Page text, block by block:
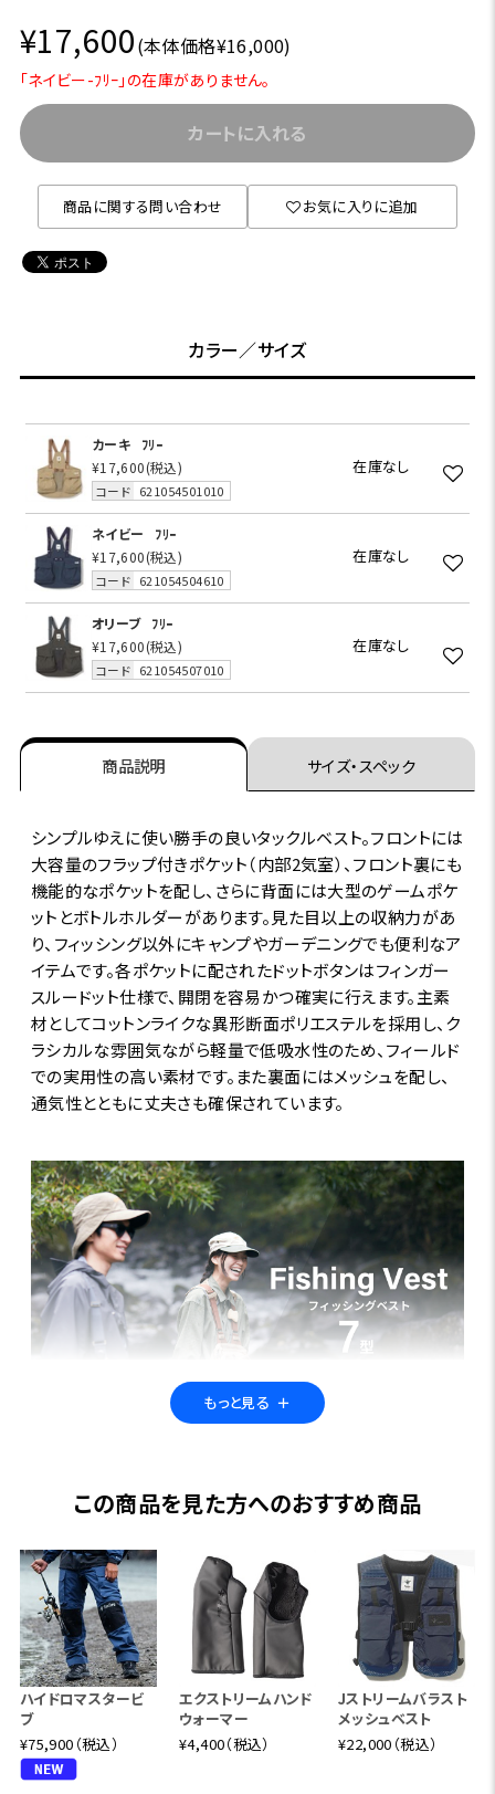
¥17,600(本体価格¥16,000)
「ネイビー-ﾌﾘｰ」の在庫がありません。
カートに入れる
商品に関する問い合わせ お気に入りに追加
カラー／サイズ
カーキ
ﾌﾘｰ
¥17,600(税込)
コード 621054501010
在庫なし
ネイビー
ﾌﾘｰ
¥17,600(税込)
コード 621054504610
在庫なし
オリーブ
ﾌﾘｰ
¥17,600(税込)
コード 621054507010
在庫なし
商品説明 サイズ・スペック
シンプルゆえに使い勝手の良いタックルベスト。フロントには
大容量のフラップ付きポケット（内部2気室）、フロント裏にも
機能的なポケットを配し、さらに背面には大型のゲームポケ
ットとボトルホルダーがあります。見た目以上の収納力があ
り、フィッシング以外にキャンプやガーデニングでも便利なア
イテムです。各ポケットに配されたドットボタンはフィンガー
スルードット仕様で、開閉を容易かつ確実に行えます。主素
材としてコットンライクな異形断面ポリエステルを採用し、ク
ラシカルな雰囲気ながら軽量で低吸水性のため、フィールド
での実用性の高い素材です。また裏面にはメッシュを配し、
通気性とともに丈夫さも確保されています。
フィッシングにおいてマストアイテムの「ベスト」。
詳細はこちら
もっと見る ＋
この商品を見た方へのおすすめ商品
ハイドロマスタービ
ブ
¥75,900（税込）
エクストリームハンド
ウォーマー
¥4,400（税込）
Jストリームバラスト
メッシュベスト
¥22,000（税込）